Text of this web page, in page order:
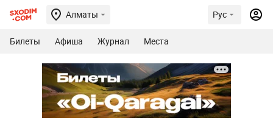
Алматы Рус
Билеты Афиша Журнал Места